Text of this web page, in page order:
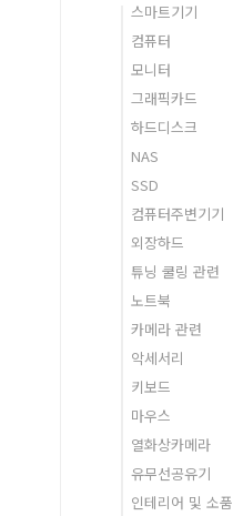
스마트기기
컴퓨터
모니터
그래픽카드
하드디스크
NAS
SSD
컴퓨터주변기기
외장하드
튜닝 쿨링 관련
노트북
카메라 관련
악세서리
키보드
마우스
열화상카메라
유무선공유기
인테리어 및 소품